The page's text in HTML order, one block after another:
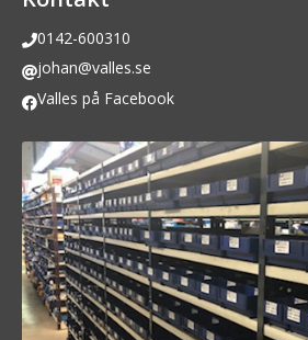
0142-600310
johan@valles.se
Valles på Facebook